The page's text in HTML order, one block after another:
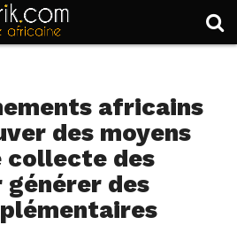
africains
des moyens
des
des